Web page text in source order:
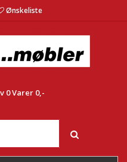
Ønskeliste
0Varer 0,-